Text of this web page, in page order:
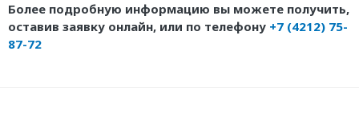
Более подробную информацию вы можете получить,
оставив заявку онлайн, или по телефону +7 (4212) 75-
87-72